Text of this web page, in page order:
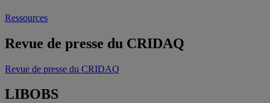
Ressources
Revue de presse du CRIDAQ
Revue de presse du CRIDAQ
LIBOBS